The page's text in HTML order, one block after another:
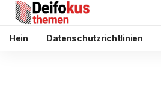
Hein Datenschutzrichtlinien